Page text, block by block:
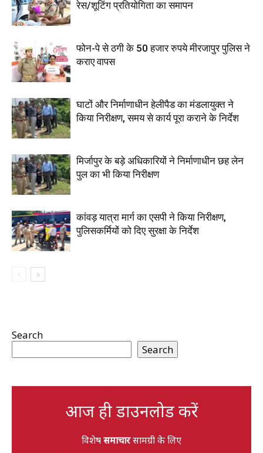
रेस/शूटिंग प्रतियोगिता का समापन
फोन-पे से ठगी के 50 हजार रुपये मीरजापुर पुलिस ने
कराए वापस
घाटों और निर्माणाधीन हेलीपैड का मंडलायुक्त ने
किया निरीक्षण, समय से कार्य पूरा कराने के निर्देश
मिर्जापुर के बड़े अधिकारियों ने निर्माणाधीन छह लेन
पुल का भी किया निरीक्षण
कांवड़ यात्रा मार्ग का एसपी ने किया निरीक्षण,
पुलिसकर्मियों को दिए सुरक्षा के निर्देश
Search
Search
आज ही डाउनलोड करें
विशेषसमाचारसामग्री के लिए